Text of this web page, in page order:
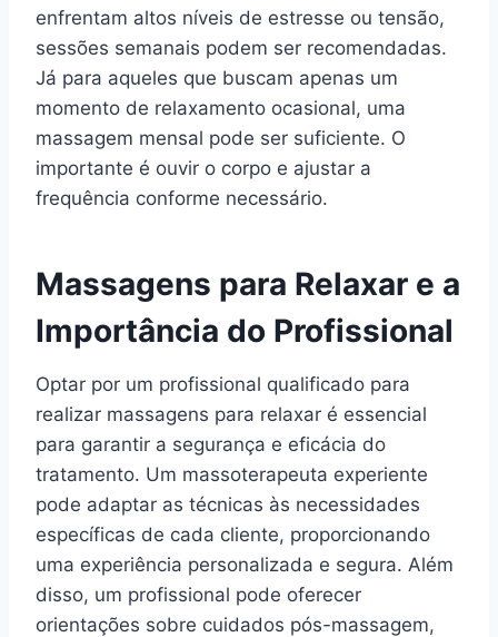
enfrentam altos níveis de estresse ou tensão,
sessões semanais podem ser recomendadas.
Já para aqueles que buscam apenas um
momento de relaxamento ocasional, uma
massagem mensal pode ser suficiente. O
importante é ouvir o corpo e ajustar a
frequência conforme necessário.
Massagens para Relaxar e a
Importância do Profissional
Optar por um profissional qualificado para
realizar massagens para relaxar é essencial
para garantir a segurança e eficácia do
tratamento. Um massoterapeuta experiente
pode adaptar as técnicas às necessidades
específicas de cada cliente, proporcionando
uma experiência personalizada e segura. Além
disso, um profissional pode oferecer
orientações sobre cuidados pós-massagem,